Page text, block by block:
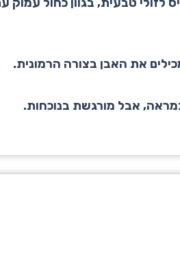
את האבן בצורה הרמונית.
אבל מורגשת בנוכחות.